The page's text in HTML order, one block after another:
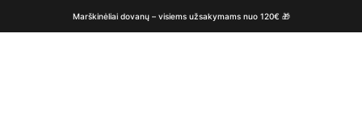
Marškinėliai dovanų – visiems užsakymams nuo 120€ 🎁